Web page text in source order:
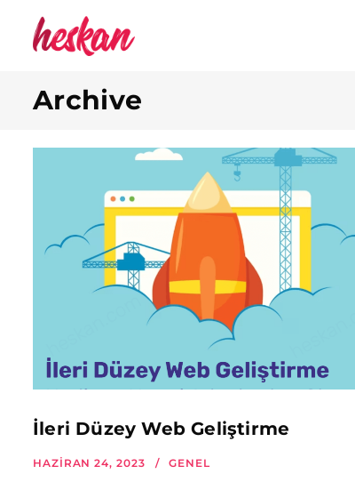
Archive
İleri Düzey Web Geliştirme
HAZIRAN 24, 2023 GENEL